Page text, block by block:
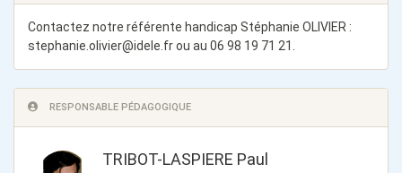
Contactez notre référente handicap Stéphanie OLIVIER :
stephanie.olivier@idele.frou au 06 98 19 71 21.
RESPONSABLE PÉDAGOGIQUE
TRIBOT-LASPIERE Paul